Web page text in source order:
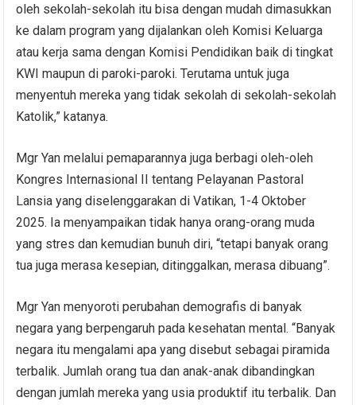
oleh sekolah-sekolah itu bisa dengan mudah dimasukkan
ke dalam program yang dijalankan oleh Komisi Keluarga
atau kerja sama dengan Komisi Pendidikan baik di tingkat
KWI maupun di paroki-paroki. Terutama untuk juga
menyentuh mereka yang tidak sekolah di sekolah-sekolah
Katolik,” katanya.
Mgr Yan melalui pemaparannya juga berbagi oleh-oleh
Kongres Internasional II tentang Pelayanan Pastoral
Lansia yang diselenggarakan di Vatikan, 1-4 Oktober
2025. Ia menyampaikan tidak hanya orang-orang muda
yang stres dan kemudian bunuh diri, “tetapi banyak orang
tua juga merasa kesepian, ditinggalkan, merasa dibuang”.
Mgr Yan menyoroti perubahan demografis di banyak
negara yang berpengaruh pada kesehatan mental. “Banyak
negara itu mengalami apa yang disebut sebagai piramida
terbalik. Jumlah orang tua dan anak-anak dibandingkan
dengan jumlah mereka yang usia produktif itu terbalik. Dan